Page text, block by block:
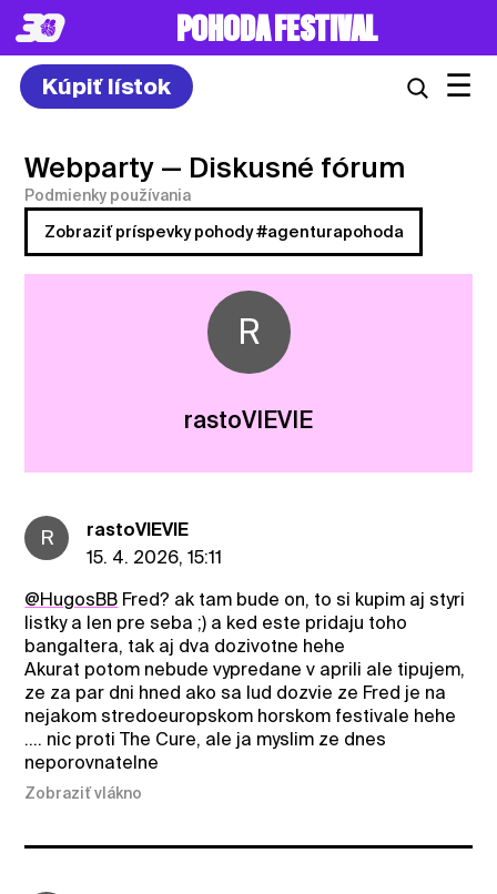
POHODA FESTIVAL
Kúpiť lístok ☰
Webparty — Diskusné fórum
Podmienky používania
Zobraziť príspevky pohody #agenturapohoda
R
rastoVIEVIE
R
rastoVIEVIE
15. 4. 2026, 15:11
@HugosBB Fred? ak tam bude on, to si kupim aj styri
listky a len pre seba ;) a ked este pridaju toho
bangaltera, tak aj dva dozivotne hehe
Akurat potom nebude vypredane v aprili ale tipujem,
ze za par dni hned ako sa lud dozvie ze Fred je na
nejakom stredoeuropskom horskom festivale hehe
.... nic proti The Cure, ale ja myslim ze dnes
neporovnatelne
Zobraziť vlákno